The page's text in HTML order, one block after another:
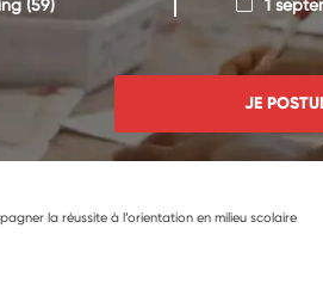
(59) 1
JE
la réussite à l’orientation en milieu scolaire